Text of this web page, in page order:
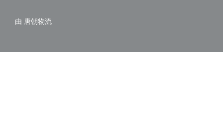
由 唐朝物流